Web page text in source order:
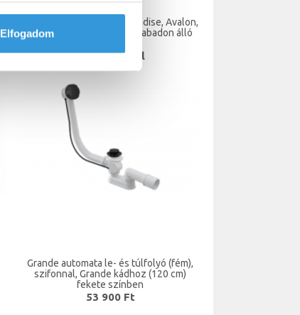
Elfogadom
Színes le- és túlfolyó - Paradise, Avalon,
Zen, Balance és Velvet szabadon álló
38 000 Ft-tól
Grande automata le- és túlfolyó (fém),
szifonnal, Grande kádhoz (120 cm)
fekete színben
53 900 Ft